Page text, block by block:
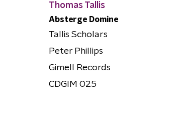
Thomas Tallis
Absterge Domine
Tallis Scholars
Peter Phillips
Gimell Records
CDGIM 025